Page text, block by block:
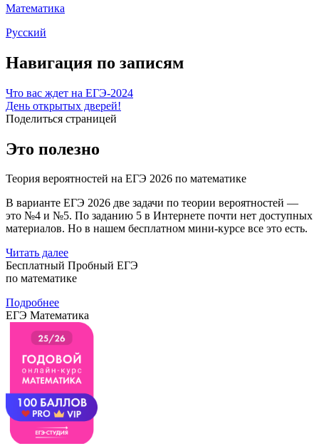
Математика
Русский
Навигация по записям
Что вас ждет на ЕГЭ-2024
День открытых дверей!
Поделиться страницей
Это полезно
Теория вероятностей на ЕГЭ 2026 по математике
В варианте ЕГЭ 2026 две задачи по теории вероятностей —
это №4 и №5. По заданию 5 в Интернете почти нет доступных
материалов. Но в нашем бесплатном мини-курсе все это есть.
Читать далее
Бесплатный Пробный ЕГЭ
по математике
Подробнее
ЕГЭ Математика